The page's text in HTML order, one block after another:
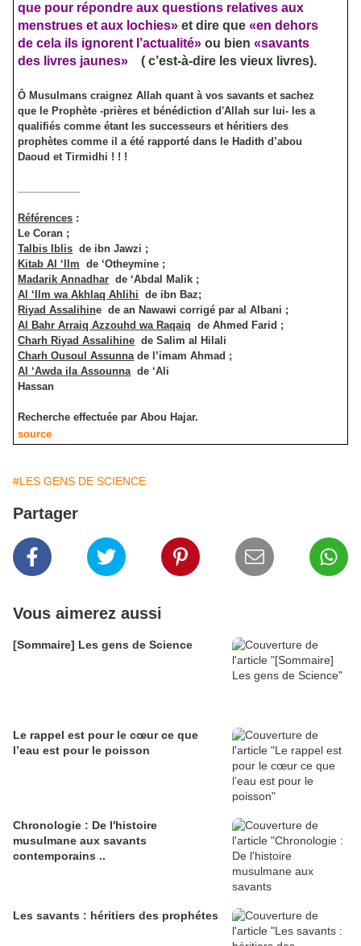
que pour répondre aux questions relatives aux
menstrues et aux lochies» et dire que«en dehors
de cela ils ignorent l’actualité» ou bien«savants
des livres jaunes» ( c’est-à-dire les vieux livres).
Ô Musulmans craignez Allah quant à vos savants et sachez
que le Prophète -prières et bénédiction d'Allah sur lui- les a
qualifiés comme étant les successeurs et héritiers des
prophètes comme il a été rapporté dans le Hadith d’abou
Daoud et Tirmidhi ! ! !
Références :
Le Coran ;
Talbis Iblis de ibn Jawzi ;
Kitab Al ‘Ilm de ‘Otheymine ;
Madarik Annadhar de ‘Abdal Malik ;
Al ‘Ilm wa Akhlaq Ahlihi de ibn Baz;
Riyad Assalihine de an Nawawi corrigé par al Albani ;
Al Bahr Arraiq Azzouhd wa Raqaiq de Ahmed Farid ;
Charh Riyad Assalihine de Salim al Hilali
Charh Ousoul Assunnade l’imam Ahmad ;
Al ‘Awda ila Assounnade ‘Ali
Hassan
Recherche effectuée par Abou Hajar.
source
#LES GENS DE SCIENCE
Partager
Vous aimerez aussi
[Sommaire] Les gens de Science
Le rappel est pour le cœur ce que
l’eau est pour le poisson
Chronologie : De l'histoire
musulmane aux savants
contemporains ..
Les savants : héritiers des prophétes